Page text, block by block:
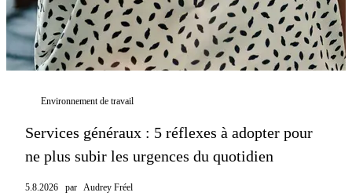
Environnement de travail
Services généraux : 5 réflexes à adopter pour
ne plus subir les urgences du quotidien
5.8.2026 par Audrey Fréel